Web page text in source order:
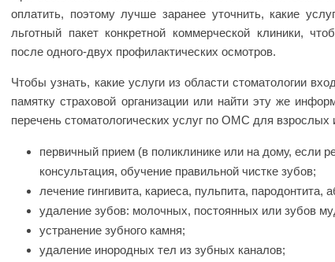
оплатить, поэтому лучше заранее уточнить, какие
льготный пакет конкретной коммерческой клиники,
после одного-двух профилактических осмотров.
Чтобы узнать, какие услуги из области стоматологии
памятку страховой организации или найти эту же
перечень стоматологических услуг по ОМС для взрослых
первичный прием (в поликлинике или на дому, если
консультация, обучение правильной чистке зубов;
лечение гингивита, кариеса, пульпита, пародонтита,
удаление зубов: молочных, постоянных или зубов
устранение зубного камня;
удаление инородных тел из зубных каналов;